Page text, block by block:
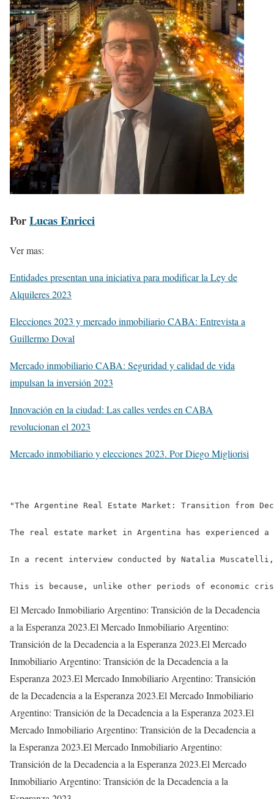
PorLucas Enricci
Ver mas:
Entidades presentan una iniciativa para modificar la Ley de
Alquileres 2023
Elecciones 2023 y mercado inmobiliario CABA: Entrevista a
Guillermo Doval
Mercado inmobiliario CABA: Seguridad y calidad de vida
impulsan la inversión 2023
Innovación en la ciudad: Las calles verdes en CABA
revolucionan el 2023
Mercado inmobiliario y elecciones 2023. Por Diego Migliorisi
"The Argentine Real Estate Market: Transition from
The real estate market in Argentina has experienced
In a recent interview conducted by Natalia
This is because, unlike other periods of economic
El Mercado Inmobiliario Argentino: Transición de la Decadencia
a la Esperanza 2023.El Mercado Inmobiliario Argentino:
Transición de la Decadencia a la Esperanza 2023.El Mercado
Inmobiliario Argentino: Transición de la Decadencia a la
Esperanza 2023.El Mercado Inmobiliario Argentino: Transición
de la Decadencia a la Esperanza 2023.El Mercado Inmobiliario
Argentino: Transición de la Decadencia a la Esperanza 2023.El
Mercado Inmobiliario Argentino: Transición de la Decadencia a
la Esperanza 2023.El Mercado Inmobiliario Argentino:
Transición de la Decadencia a la Esperanza 2023.El Mercado
Inmobiliario Argentino: Transición de la Decadencia a la